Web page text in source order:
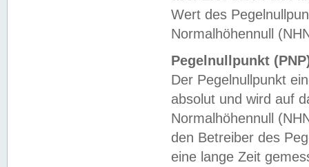
Wert des
Normalhöhennull
Pegelnullpunkt
Der Pegelnullpunkt
absolut und wird auf
Normalhöhennull
den Betreiber des
eine lange Zeit